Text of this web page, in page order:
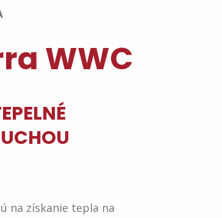
WWC
na získanie tepla na